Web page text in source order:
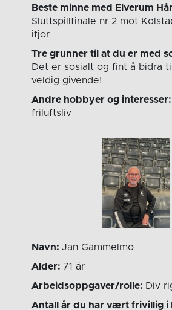
Beste minne med Elverum
Sluttspillfinale nr 2 mot
ifjor
Tre grunner til at du er med
Det er sosialt og fint å bidra
veldig givende!
Andre hobbyer og
friluftsliv
Navn:Jan Gammelmo
Alder: 71 år
Arbeidsoppgaver/rolle: Div
Antall år du har vært frivillig i